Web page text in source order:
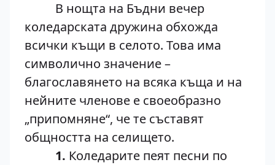
В нощта на Бъдни вечер
коледарската дружина обхожда
всички къщи в селото. Това има
символично значение –
благославянето на всяка къща и на
нейните членове е своеобразно
„припомняне“, че те съставят
общността на селището.
1. Коледарите пеят песни по